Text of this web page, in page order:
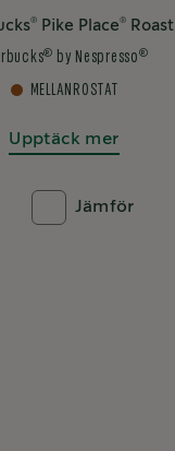
® Pike Place® Roast
® by Nespresso ®
MELLANROSTAT
Upptäck mer
Jämför